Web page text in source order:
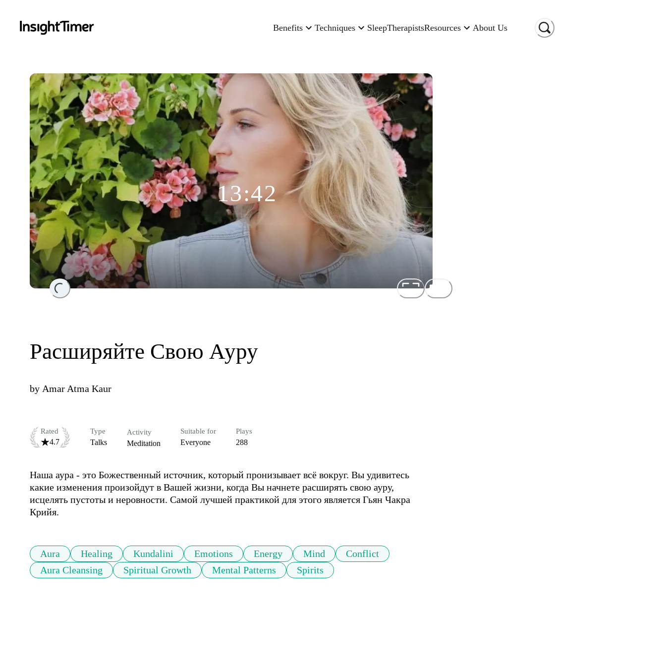
Benefits Techniques SleepTherapistsResources About Us
Loading...
13:42
Расширяйте Свою Ауру
by Amar Atma Kaur
Rated
4.7
Type
Talks
Activity
Meditation
Suitable for
Everyone
Plays
288
Наша аура - это Божественный источник, который пронизывает всё вокруг. Вы удивитесь
какие изменения произойдут в Вашей жизни, когда Вы начнете расширять свою ауру,
исцелять пустоты и неровности. Самой лучшей практикой для этого является Гьян Чакра
Крийя.
Aura Healing Kundalini Emotions Energy Mind
Conflict
Aura Cleansing
Spiritual Growth Mental Patterns Spirits